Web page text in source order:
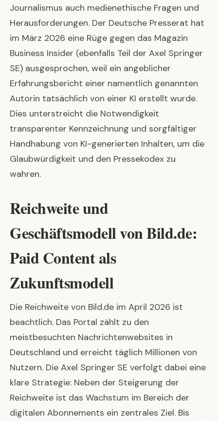
Journalismus auch medienethische Fragen und
Herausforderungen. Der Deutsche Presserat hat
im März 2026 eine Rüge gegen das Magazin
Business Insider (ebenfalls Teil der Axel Springer
SE) ausgesprochen, weil ein angeblicher
Erfahrungsbericht einer namentlich genannten
Autorin tatsächlich von einer KI erstellt wurde.
Dies unterstreicht die Notwendigkeit
transparenter Kennzeichnung und sorgfältiger
Handhabung von KI-generierten Inhalten, um die
Glaubwürdigkeit und den Pressekodex zu
wahren.
Reichweite und
Geschäftsmodell von Bild.de:
Paid Content als
Zukunftsmodell
Die Reichweite von Bild.de im April 2026 ist
beachtlich. Das Portal zählt zu den
meistbesuchten Nachrichtenwebsites in
Deutschland und erreicht täglich Millionen von
Nutzern. Die Axel Springer SE verfolgt dabei eine
klare Strategie: Neben der Steigerung der
Reichweite ist das Wachstum im Bereich der
digitalen Abonnements ein zentrales Ziel. Bis